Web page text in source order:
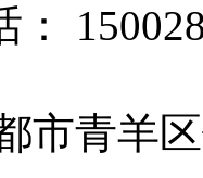
：
市青羊